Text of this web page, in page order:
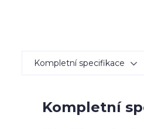
Kompletní specifikace
Kompletní